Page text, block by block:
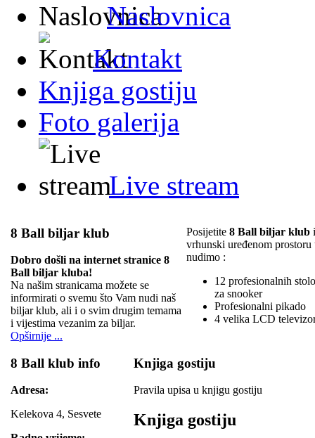
Naslovnica
Kontakt
Knjiga gostiju
Foto galerija
Live stream
8 Ball biljar klub
Dobro došli na internet stranice 8
Ball biljar kluba!
Na našim stranicama možete se
informirati o svemu što Vam nudi naš
biljar klub, ali i o svim drugim temama
i vijestima vezanim za biljar.
Opširnije ...
Posijetite 8 Ball biljar klub
vrhunski uređenom
nudimo :
12 profesionalnih
za snooker
Profesionalni pikado
4 velika LCD
8 Ball klub info
Adresa:
Kelekova 4, Sesvete
Knjiga gostiju
Pravila upisa u knjigu gostiju
Knjiga gostiju